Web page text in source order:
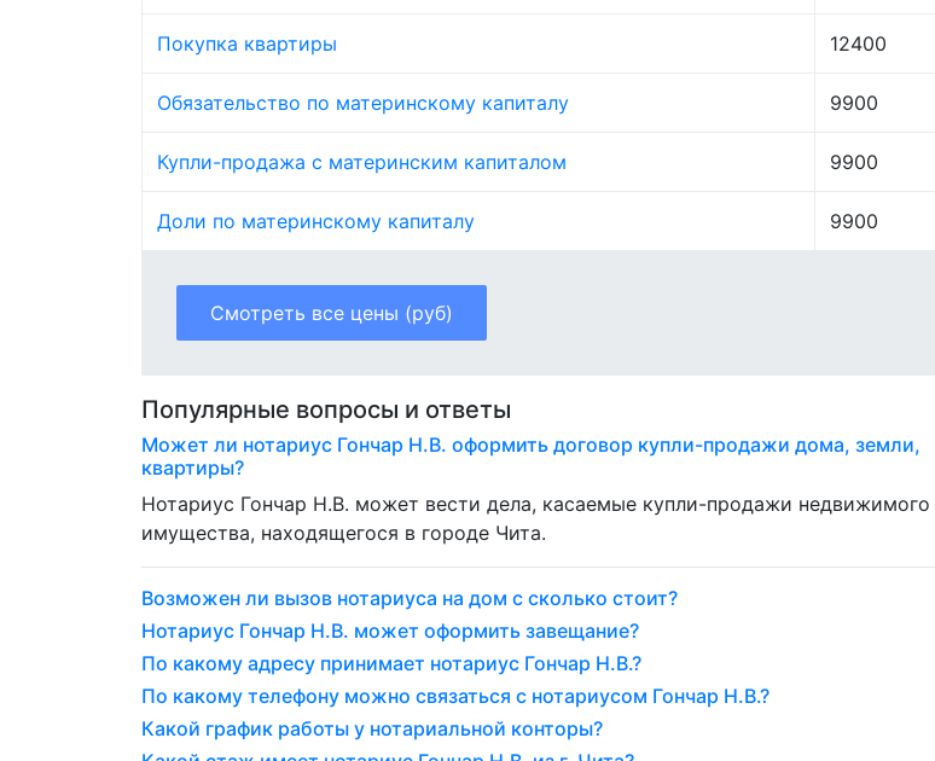
Покупка квартиры 12400
Обязательство по материнскому капиталу 9900
Купли-продажа с материнским капиталом 9900
Доли по материнскому капиталу 9900
Смотреть все цены (руб)
Популярные вопросы и ответы
Может ли нотариус Гончар Н.В. оформить договор купли-продажи дома, земли,
квартиры?
Нотариус Гончар Н.В. может вести дела, касаемые купли-продажи недвижимого
имущества, находящегося в городе Чита.
Возможен ли вызов нотариуса на дом с сколько стоит?
Нотариус Гончар Н.В. может оформить завещание?
По какому адресу принимает нотариус Гончар Н.В.?
По какому телефону можно связаться с нотариусом Гончар Н.В.?
Какой график работы у нотариальной конторы?